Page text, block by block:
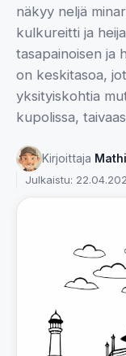
näkyy neljä
kulkureitti ja
tasapainoisen ja
on keskitasoa,
yksityiskohtia
kupolissa,
Kirjoittaja
Julkaistu: